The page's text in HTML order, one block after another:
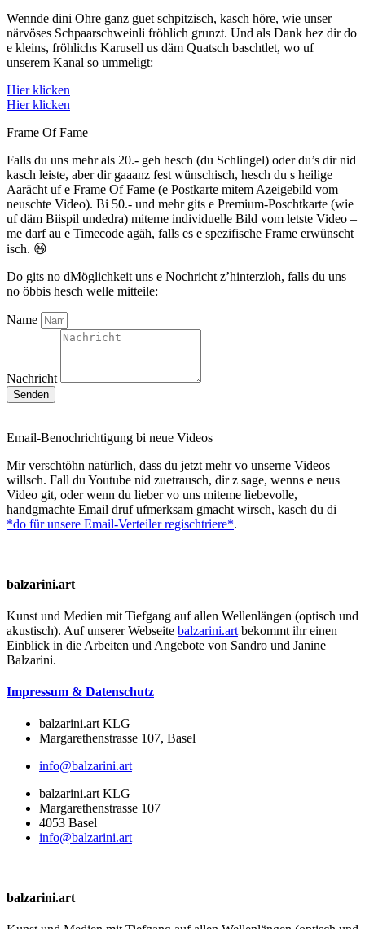
Wennde dini Ohre ganz guet schpitzisch, kasch höre, wie unser
närvöses Schpaarschweinli fröhlich grunzt. Und als Dank hez dir do
e kleins, fröhlichs Karusell us däm Quatsch baschtlet, wo uf
unserem Kanal so ummeligt:
Hier klicken
Hier klicken
Frame Of Fame
Falls du uns mehr als 20.- geh hesch (du Schlingel) oder du’s dir nid
kasch leiste, aber dir gaaanz fest wünschisch, hesch du s heilige
Aarächt uf e Frame Of Fame (e Postkarte mitem Azeigebild vom
neuschte Video). Bi 50.- und mehr gits e Premium-Poschtkarte (wie
uf däm Biispil undedra) miteme individuelle Bild vom letste Video –
me darf au e Timecode agäh, falls es e spezifische Frame erwünscht
isch. 😆
Do gits no dMöglichkeit uns e Nochricht z’hinterzloh, falls du uns
no öbbis hesch welle mitteile:
Name
Nachricht
Senden
Email-Benochrichtigung bi neue Videos
Mir verschtöhn natürlich, dass du jetzt mehr vo unserne Videos
willsch. Fall du Youtube nid zuetrausch, dir z sage, wenns e neus
Video git, oder wenn du lieber vo uns miteme liebevolle,
handgmachte Email druf ufmerksam gmacht wirsch, kasch du di
*do für unsere Email-Verteiler regischtriere*.
balzarini.art
Kunst und Medien mit Tiefgang auf allen Wellenlängen (optisch und
akustisch). Auf unserer Webseite balzarini.art bekommt ihr einen
Einblick in die Arbeiten und Angebote von Sandro und Janine
Balzarini.
Impressum & Datenschutz
balzarini.art KLG
Margarethenstrasse 107, Basel
info@balzarini.art
balzarini.art KLG
Margarethenstrasse 107
4053 Basel
info@balzarini.art
balzarini.art